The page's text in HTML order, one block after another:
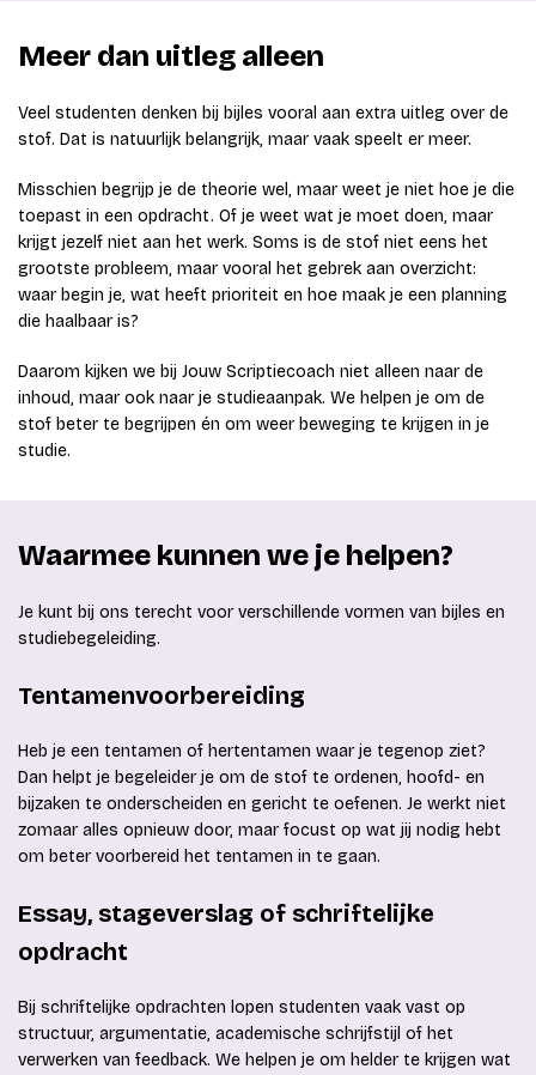
Meer dan uitleg alleen
Veel studenten denken bij bijles vooral aan extra uitleg over de
stof. Dat is natuurlijk belangrijk, maar vaak speelt er meer.
Misschien begrijp je de theorie wel, maar weet je niet hoe je die
toepast in een opdracht. Of je weet wat je moet doen, maar
krijgt jezelf niet aan het werk. Soms is de stof niet eens het
grootste probleem, maar vooral het gebrek aan overzicht:
waar begin je, wat heeft prioriteit en hoe maak je een planning
die haalbaar is?
Daarom kijken we bij Jouw Scriptiecoach niet alleen naar de
inhoud, maar ook naar je studieaanpak. We helpen je om de
stof beter te begrijpen én om weer beweging te krijgen in je
studie.
Waarmee kunnen we je helpen?
Je kunt bij ons terecht voor verschillende vormen van bijles en
studiebegeleiding.
Tentamenvoorbereiding
Heb je een tentamen of hertentamen waar je tegenop ziet?
Dan helpt je begeleider je om de stof te ordenen, hoofd- en
bijzaken te onderscheiden en gericht te oefenen. Je werkt niet
zomaar alles opnieuw door, maar focust op wat jij nodig hebt
om beter voorbereid het tentamen in te gaan.
Essay, stageverslag of schriftelijke
opdracht
Bij schriftelijke opdrachten lopen studenten vaak vast op
structuur, argumentatie, academische schrijfstijl of het
verwerken van feedback. We helpen je om helder te krijgen wat